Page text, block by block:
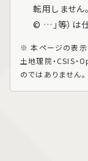
転用しませ
© …」等）は
※ 本ページの表示
土地理院・CSIS
のではありません。